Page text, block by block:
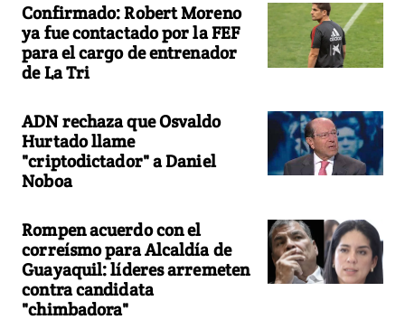
Confirmado: Robert Moreno
ya fue contactado por la FEF
para el cargo de entrenador
de La Tri
ADN rechaza que Osvaldo
Hurtado llame
"criptodictador" a Daniel
Noboa
Rompen acuerdo con el
correísmo para Alcaldía de
Guayaquil: líderes arremeten
contra candidata
"chimbadora"